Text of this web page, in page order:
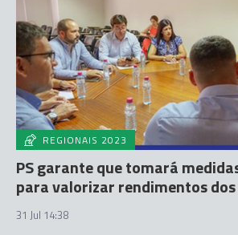
REGIONAIS 2023
PS garante que tomará
para valorizar rendimentos
31 Jul 14:38